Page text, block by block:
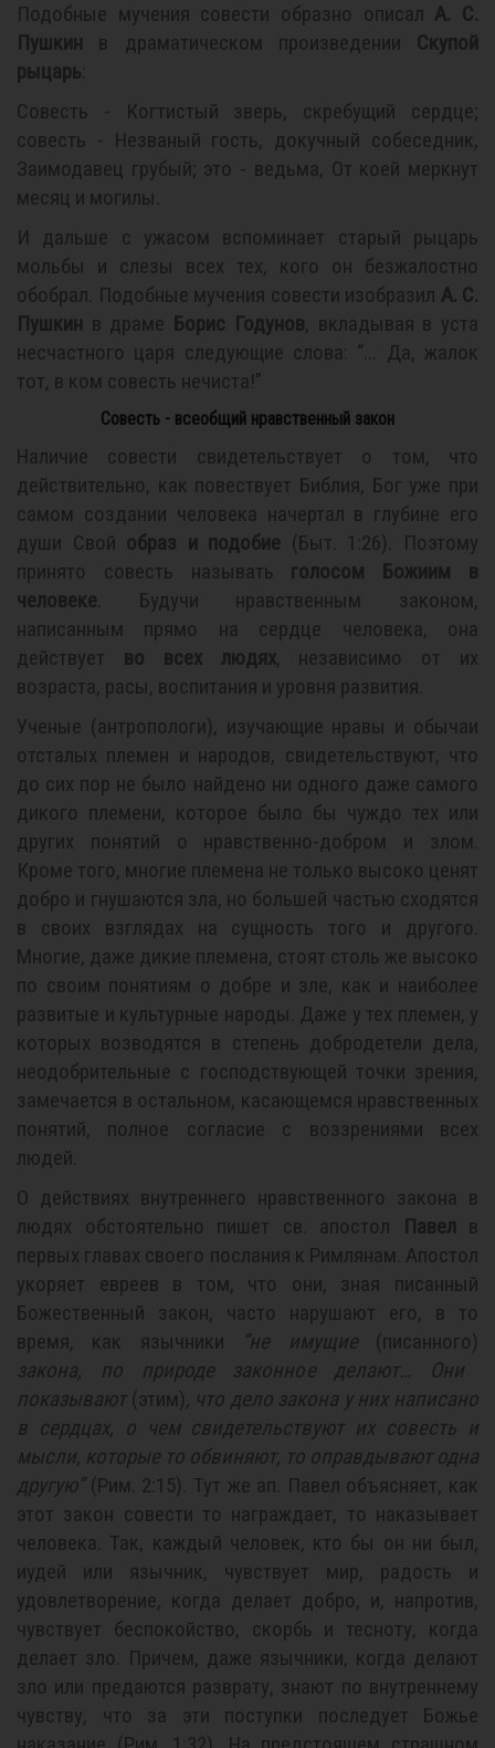
Подобные мучения совести образно описал А. С.
Пушкин в драматическом произведении Скупой
рыцарь
Совесть - Когтистый зверь, скребущий сердце;
совесть - Незваный гость, докучный собеседник,
Заимодавец грубый; это - ведьма, От коей меркнут
месяц и могилы.
И дальше с ужасом вспоминает старый рыцарь
мольбы и слезы всех тех, кого он безжалостно
обобрал. Подобные мучения совести изобразил А. С.
Пушкин в драме Борис Годунов, вкладывая в уста
несчастного царя следующие слова: “... Да, жалок
тот, в ком совесть нечиста!”
Совесть - всеобщий нравственный закон
Наличие совести свидетельствует о том, что
действительно, как повествует Библия, Бог уже при
самом создании человека начертал в глубине его
души Свой образ и подобие (Быт. 1:26). Поэтому
принято совесть называть голосом Божиим в
человеке . Будучи нравственным законом,
написанным прямо на сердце человека, она
действует во всех людях, независимо от их
возраста, расы, воспитания и уровня развития.
Ученые (антропологи), изучающие нравы и обычаи
отсталых племен и народов, свидетельствуют, что
до сих пор не было найдено ни одного даже самого
дикого племени, которое было бы чуждо тех или
других понятий о нравственно-добром и злом.
Кроме того, многие племена не только высоко ценят
добро и гнушаются зла, но большей частью сходятся
в своих взглядах на сущность того и другого.
Многие, даже дикие племена, стоят столь же высоко
по своим понятиям о добре и зле, как и наиболее
развитые и культурные народы. Даже у тех племен, у
которых возводятся в степень добродетели дела,
неодобрительные с господствующей точки зрения,
замечается в остальном, касающемся нравственных
понятий, полное согласие с воззрениями всех
людей.
О действиях внутреннего нравственного закона в
людях обстоятельно пишет св. апостол
Павел в
первых главах своего послания к Римлянам. Апостол
укоряет евреев в том, что они, зная писанный
Божественный закон, часто нарушают его, в то
время, как язычники
“не имущие (писанного)
закона, по природе законное делают… Они
показывают(этим), что дело закона у них написано
в сердцах, о чем свидетельствуют их совесть и
мысли, которые то обвиняют, то оправдывают одна
другую”(Рим. 2:15). Тут же ап. Павел объясняет, как
этот закон совести то награждает, то наказывает
человека. Так, каждый человек, кто бы он ни был,
иудей или язычник, чувствует мир, радость и
удовлетворение, когда делает добро, и, напротив,
чувствует беспокойство, скорбь и тесноту, когда
делает зло. Причем, даже язычники, когда делают
зло или предаются разврату, знают по внутреннему
чувству, что за эти поступки последует Божье